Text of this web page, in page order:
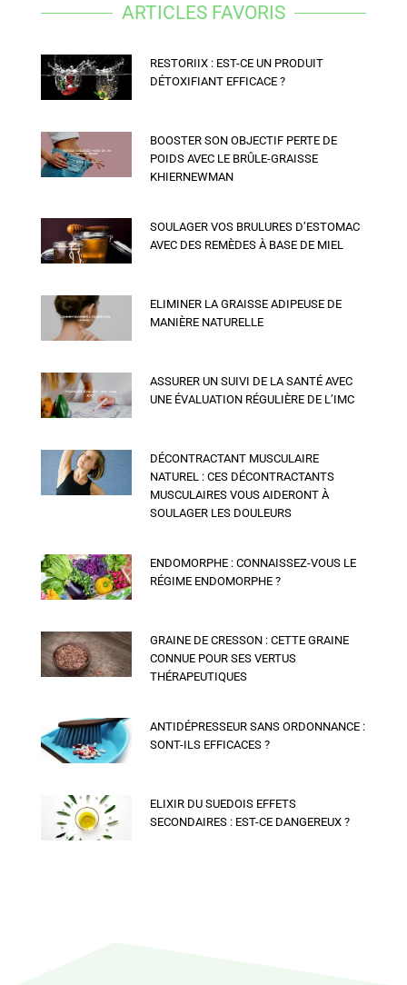
ARTICLES FAVORIS
RESTORIIX : EST-CE UN PRODUIT
DÉTOXIFIANT EFFICACE ?
BOOSTER SON OBJECTIF PERTE DE
POIDS AVEC LE BRÛLE-GRAISSE
KHIERNEWMAN
SOULAGER VOS BRULURES D’ESTOMAC
AVEC DES REMÈDES À BASE DE MIEL
ELIMINER LA GRAISSE ADIPEUSE DE
MANIÈRE NATURELLE
ASSURER UN SUIVI DE LA SANTÉ AVEC
UNE ÉVALUATION RÉGULIÈRE DE L’IMC
DÉCONTRACTANT MUSCULAIRE
NATUREL : CES DÉCONTRACTANTS
MUSCULAIRES VOUS AIDERONT À
SOULAGER LES DOULEURS
ENDOMORPHE : CONNAISSEZ-VOUS LE
RÉGIME ENDOMORPHE ?
GRAINE DE CRESSON : CETTE GRAINE
CONNUE POUR SES VERTUS
THÉRAPEUTIQUES
ANTIDÉPRESSEUR SANS ORDONNANCE :
SONT-ILS EFFICACES ?
ELIXIR DU SUEDOIS EFFETS
SECONDAIRES : EST-CE DANGEREUX ?